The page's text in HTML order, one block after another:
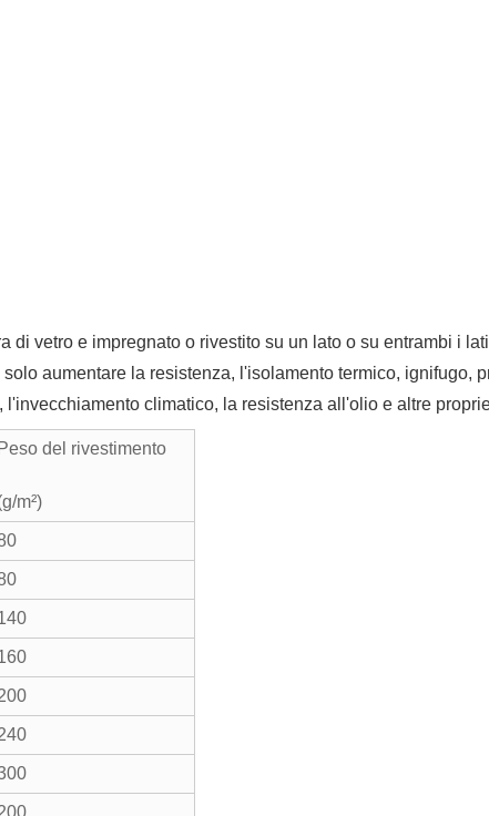
di vetro e impregnato o rivestito su un lato o su entrambi i
aumentare la resistenza, l'isolamento termico, ignifugo,
climatico, la resistenza all'olio e altre
Peso del rivestimento
m²)